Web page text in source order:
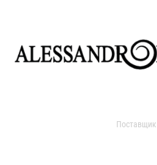
Поставщик